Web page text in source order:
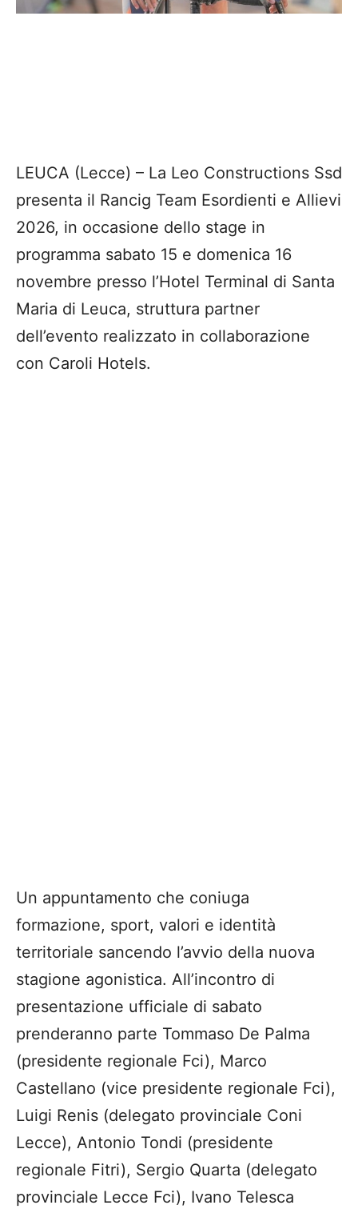
LEUCA (Lecce) – La Leo Constructions Ssd
presenta il Rancig Team Esordienti e Allievi
2026, in occasione dello stage in
programma sabato 15 e domenica 16
novembre presso l’Hotel Terminal di Santa
Maria di Leuca, struttura partner
dell’evento realizzato in collaborazione
con Caroli Hotels.
Un appuntamento che coniuga
formazione, sport, valori e identità
territoriale sancendo l’avvio della nuova
stagione agonistica. All’incontro di
presentazione ufficiale di sabato
prenderanno parte Tommaso De Palma
(presidente regionale Fci), Marco
Castellano (vice presidente regionale Fci),
Luigi Renis (delegato provinciale Coni
Lecce), Antonio Tondi (presidente
regionale Fitri), Sergio Quarta (delegato
provinciale Lecce Fci), Ivano Telesca